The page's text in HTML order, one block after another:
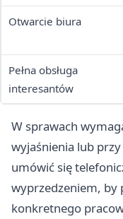
Otwarcie biura
Pełna obsługa
interesantów
W sprawach
wyjaśnienia lub
umówić się
wyprzedzeniem, by
konkretnego